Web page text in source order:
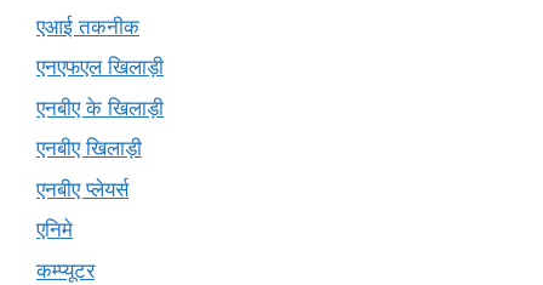
एआई तकनीक
एनएफएल खिलाड़ी
एनबीए के खिलाड़ी
एनबीए खिलाड़ी
एनबीए प्लेयर्स
एनिमे
कम्प्यूटर